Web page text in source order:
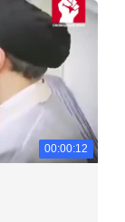
00:00:12